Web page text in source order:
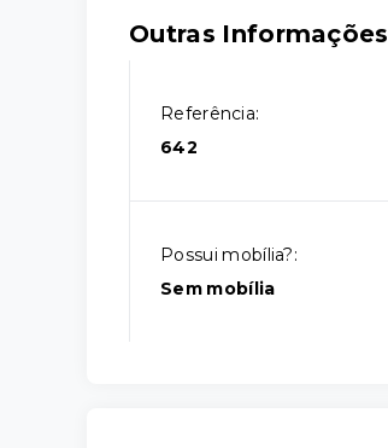
Outras Informações
Referência:
642
Possui mobília?:
Sem mobília